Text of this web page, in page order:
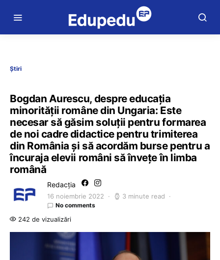
Știri
Bogdan Aurescu, despre educația
minorității române din Ungaria: Este
necesar să găsim soluții pentru formarea
de noi cadre didactice pentru trimiterea
din România şi să acordăm burse pentru a
încuraja elevii români să învețe în limba
română
Redacția
16 noiembrie 2022 3 minute read
No comments
242 de vizualizări